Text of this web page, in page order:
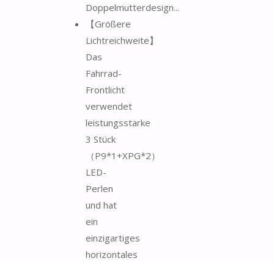
Doppelmutterdesign...
【Größere
Lichtreichweite】
Das
Fahrrad-
Frontlicht
verwendet
leistungsstarke
3 Stück
（P9*1+XPG*2）
LED-
Perlen
und hat
ein
einzigartiges
horizontales